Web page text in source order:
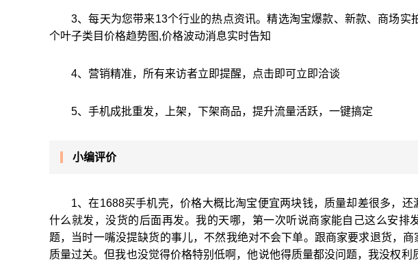
3、每天为您带来13个行业的热点资讯。精选淘宝爆款、新款、商场实
个叶子类目价格趋势图,价格波动消息实时告知
4、营销精准，所有来访者立即提醒，点击即可立即洽谈
5、手机成批重发，上架，下架商品，提升流量活跃，一键搞定
小编评价
1、在1688买手机壳，价格大概比淘宝便宜两块钱，质量却差很多，
什么就发，没货的后面再发。我的天哪，第一次听说商家能自己这么安排
题，当时一嘴没提缺货的事儿，不然我绝对不会下单。跟商家要求退货，
质量过关。但我也没觉得价格特别低啊，他说他得质量都没问题，我没权